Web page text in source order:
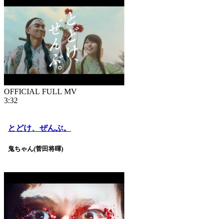
OFFICIAL FULL MV
3:32
とどけ、ぜんぶ。
鬼ちゃん(菅田将暉)